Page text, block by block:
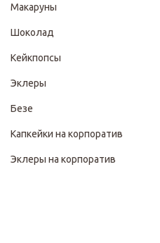
Макаруны
Шоколад
Кейкпопсы
Эклеры
Безе
Капкейки на корпоратив
Эклеры на корпоратив